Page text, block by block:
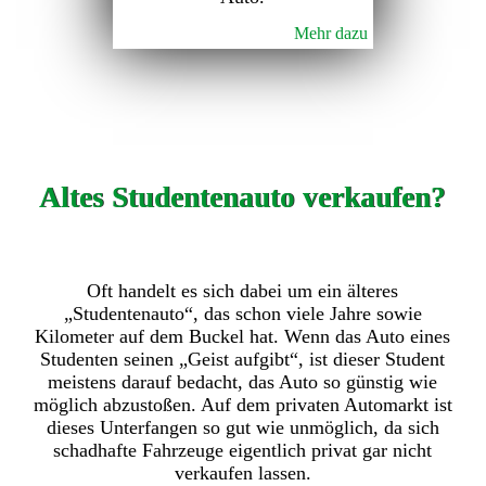
Mehr dazu
Altes Studentenauto verkaufen?
Oft handelt es sich dabei um ein älteres
„Studentenauto“, das schon viele Jahre sowie
Kilometer auf dem Buckel hat. Wenn das Auto eines
Studenten seinen „Geist aufgibt“, ist dieser Student
meistens darauf bedacht, das Auto so günstig wie
möglich abzustoßen. Auf dem privaten Automarkt ist
dieses Unterfangen so gut wie unmöglich, da sich
schadhafte Fahrzeuge eigentlich privat gar nicht
verkaufen lassen.